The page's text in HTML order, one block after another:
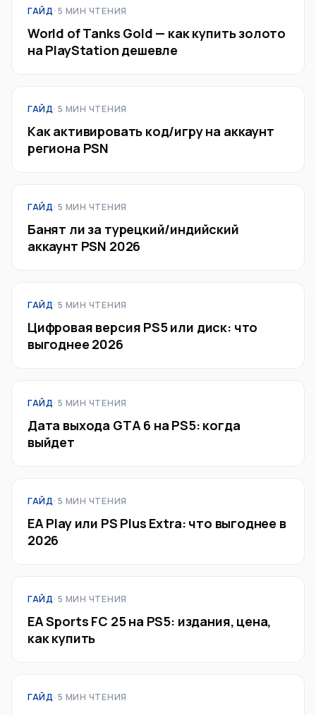
ГАЙД· 5 МИН ЧТЕНИЯ
World of Tanks Gold — как купить золото
на PlayStation дешевле
ГАЙД· 5 МИН ЧТЕНИЯ
Как активировать код/игру на аккаунт
региона PSN
ГАЙД· 5 МИН ЧТЕНИЯ
Банят ли за турецкий/индийский
аккаунт PSN 2026
ГАЙД· 5 МИН ЧТЕНИЯ
Цифровая версия PS5 или диск: что
выгоднее 2026
ГАЙД· 5 МИН ЧТЕНИЯ
Дата выхода GTA 6 на PS5: когда
выйдет
ГАЙД· 5 МИН ЧТЕНИЯ
EA Play или PS Plus Extra: что выгоднее в
2026
ГАЙД· 5 МИН ЧТЕНИЯ
EA Sports FC 25 на PS5: издания, цена,
как купить
ГАЙД· 5 МИН ЧТЕНИЯ